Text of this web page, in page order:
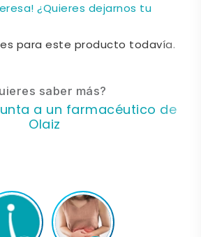
¿Quieres dejarnos tu
para este producto todavía.
saber más?
a un farmacéutico de
Olaiz